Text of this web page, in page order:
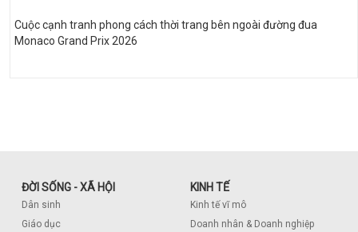
Cuộc cạnh tranh phong cách thời trang bên ngoài đường đua
Monaco Grand Prix 2026
ĐỜI SỐNG - XÃ HỘI
Dân sinh
Giáo dục
KINH TẾ
Kinh tế vĩ mô
Doanh nhân & Doanh nghiệp